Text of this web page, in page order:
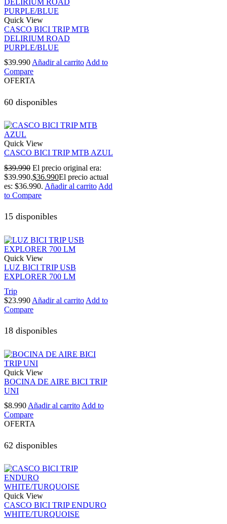
Quick View
CASCO BICI TRIP MTB
DELIRIUM ROAD
PURPLE/BLUE
$39.990 Añadir al carrito Add to
Compare
OFERTA
60 disponibles
Quick View
CASCO BICI TRIP MTB AZUL
$39.990 El precio original era:
$39.990.$36.990El precio actual
es: $36.990. Añadir al carrito Add
to Compare
15 disponibles
Quick View
LUZ BICI TRIP USB
EXPLORER 700 LM
Trip
$23.990 Añadir al carrito Add to
Compare
18 disponibles
Quick View
BOCINA DE AIRE BICI TRIP
UNI
$8.990 Añadir al carrito Add to
Compare
OFERTA
62 disponibles
Quick View
CASCO BICI TRIP ENDURO
WHITE/TURQUOISE